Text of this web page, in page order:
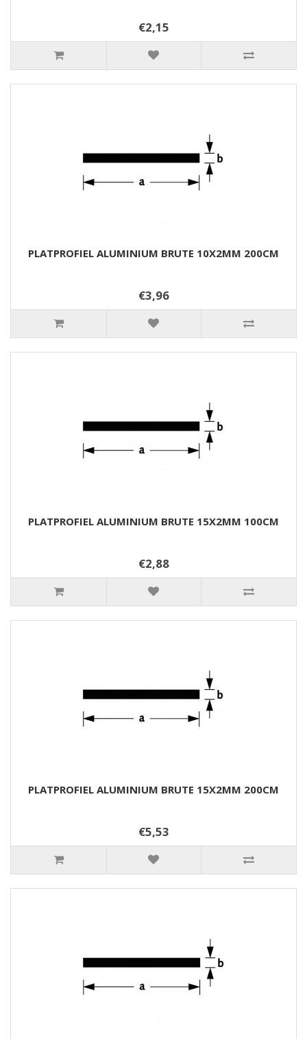
€2,15
PLATPROFIEL ALUMINIUM BRUTE 10X2MM 200CM
€3,96
PLATPROFIEL ALUMINIUM BRUTE 15X2MM 100CM
€2,88
PLATPROFIEL ALUMINIUM BRUTE 15X2MM 200CM
€5,53